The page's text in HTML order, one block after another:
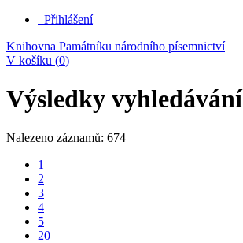
Přihlášení
Knihovna Památníku národního písemnictví
V košíku (0)
Výsledky vyhledávání
Nalezeno záznamů: 674
1
2
3
4
5
20